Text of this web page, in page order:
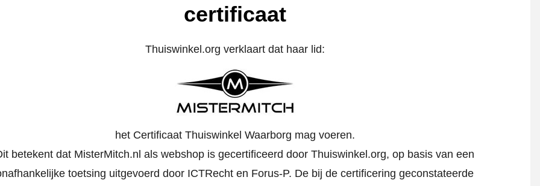
certificaat
Thuiswinkel.org verklaart dat haar lid:
het Certificaat Thuiswinkel Waarborg mag voeren.
betekent dat MisterMitch.nl als webshop is gecertificeerd door Thuiswinkel.org, op basis van een
toetsing uitgevoerd door ICTRecht en Forus-P. De bij de certificering geconstateerde